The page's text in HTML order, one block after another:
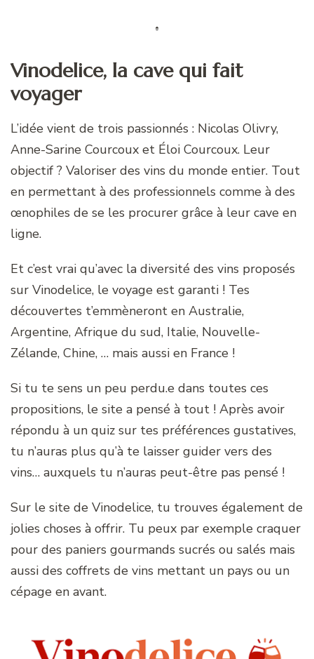
Vinodelice, la cave qui fait
voyager
L’idée vient de trois passionnés : Nicolas Olivry,
Anne-Sarine Courcoux et Éloi Courcoux. Leur
objectif ? Valoriser des vins du monde entier. Tout
en permettant à des professionnels comme à des
œnophiles de se les procurer grâce à leur cave en
ligne.
Et c’est vrai qu’avec la diversité des vins proposés
sur Vinodelice, le voyage est garanti ! Tes
découvertes t’emmèneront en Australie,
Argentine, Afrique du sud, Italie, Nouvelle-
Zélande, Chine, … mais aussi en France !
Si tu te sens un peu perdu.e dans toutes ces
propositions, le site a pensé à tout ! Après avoir
répondu à un quiz sur tes préférences gustatives,
tu n’auras plus qu’à te laisser guider vers des
vins… auxquels tu n’auras peut-être pas pensé !
Sur le site de Vinodelice, tu trouves également de
jolies choses à offrir. Tu peux par exemple craquer
pour des paniers gourmands sucrés ou salés mais
aussi des coffrets de vins mettant un pays ou un
cépage en avant.